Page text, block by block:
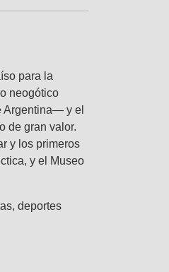
para la
neogótico
Argentina— y el
de gran valor.
y los primeros
y el Museo
deportes